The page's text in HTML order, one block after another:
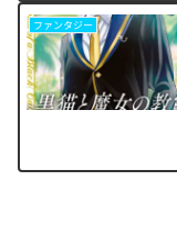
ファンタジー